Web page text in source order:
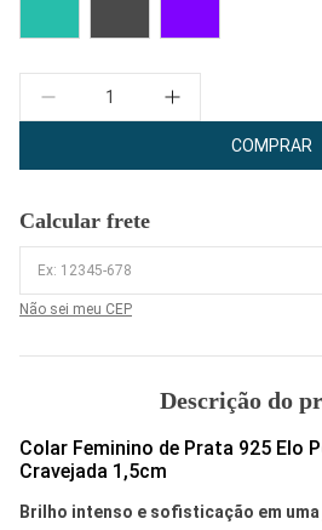
Quantidade
COMPRAR
Calcular frete
Não sei meu CEP
Descrição do
Colar Feminino de Prata 925 Elo
Cravejada 1,5cm
Brilho intenso e sofisticação em